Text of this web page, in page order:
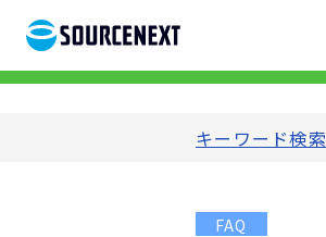
キーワード検索
FAQ